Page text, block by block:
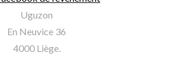
Uguzon
En Neuvice 36
4000 Liège.